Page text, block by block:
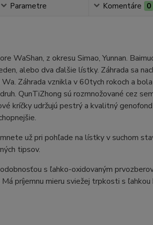
Parametre Komentáre 0
WaShan, z okresu Simao, Yunnan.
alebo dva ďalšie lístky. Záhrada sa
Záhrada vznikla v 60tych rokoch a
QunTiZhong sú rozmnožované cez
kríčky udržujú pestrý a kvalitný
už pri pohľade na lístky v suchom
tipsov.
s ľahko-oxidovaným
príjemnu mieru sviežej trpkosti s